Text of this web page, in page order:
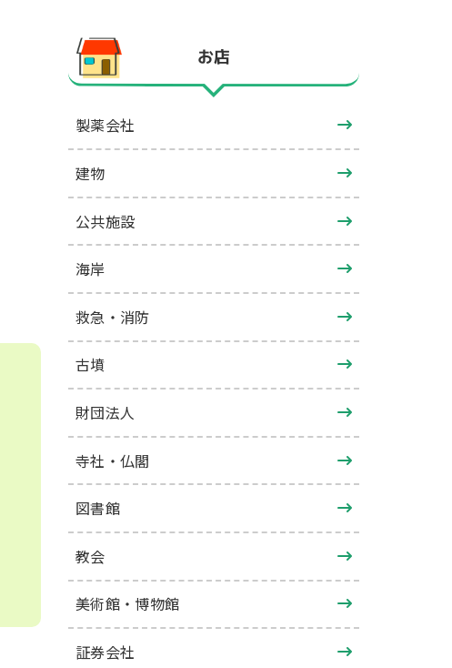
お店
製薬会社
建物
公共施設
海岸
救急・消防
古墳
財団法人
寺社・仏閣
図書館
教会
美術館・博物館
証券会社